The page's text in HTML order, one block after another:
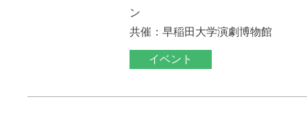
ン
共催：早稲田大学演劇博物館
イベント